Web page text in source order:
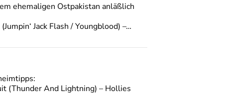
ehemaligen Ostpakistan anläßlich
Jack Flash / Youngblood) –…
(Thunder And Lightning) – Hollies